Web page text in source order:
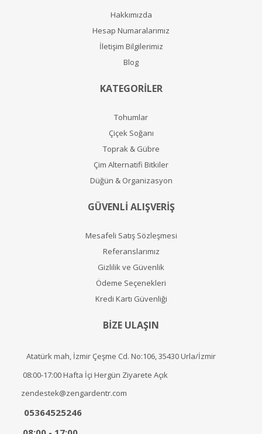
Hakkımızda
Hesap Numaralarımız
İletişim Bilgilerimiz
Blog
KATEGORİLER
Tohumlar
Çiçek Soğanı
Toprak & Gübre
Çim Alternatifi Bitkiler
Düğün & Organizasyon
GÜVENLİ ALIŞVERİŞ
Mesafeli Satış Sözleşmesi
Referanslarımız
Gizlilik ve Güvenlik
Ödeme Seçenekleri
Kredi Kartı Güvenliği
BİZE ULAŞIN
Atatürk mah, İzmir Çeşme Cd. No:106, 35430 Urla/İzmir
08:00-17:00 Hafta İçi Hergün Ziyarete Açık
zendestek@zengardentr.com
05364525246